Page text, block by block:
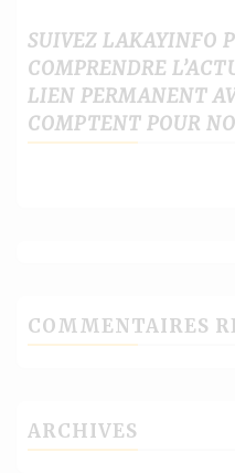
SUIVEZ LAKAYINFO
COMPRENDRE
LIEN PERMANENT
COMPTENT POUR
COMMENTAIRES
ARCHIVES